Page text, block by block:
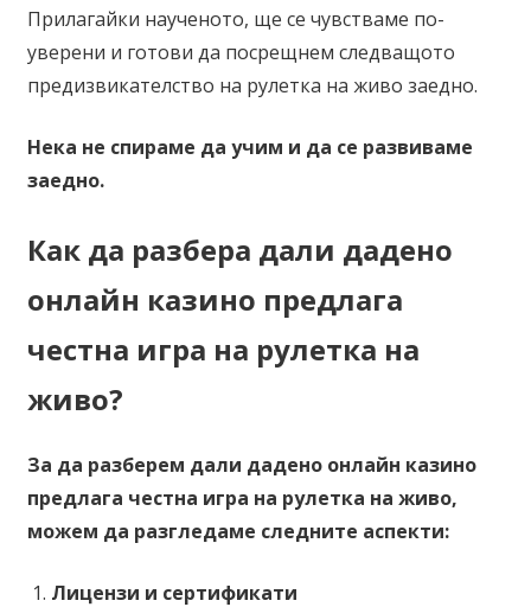
Прилагайки наученото, ще се чувстваме по-
уверени и готови да посрещнем следващото
предизвикателство на рулетка на живо заедно.
Нека не спираме да учим и да се развиваме
заедно.
Как да разбера дали дадено
онлайн казино предлага
честна игра на рулетка на
живо?
За да разберем дали дадено онлайн казино
предлага честна игра на рулетка на живо,
можем да разгледаме следните аспекти:
Лицензи и сертификати